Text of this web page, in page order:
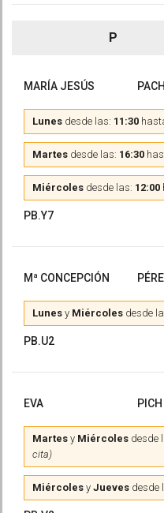
P
MARÍA JESÚS
Lunes desde las: 11:30
Martes desde las: 16:30
Miércoles desde las: 12:00
PB.Y7
Mª CONCEPCIÓN
Lunes y Miércoles desde
PB.U2
EVA
Martes y Miércoles desde
cita)
Miércoles y Jueves desde